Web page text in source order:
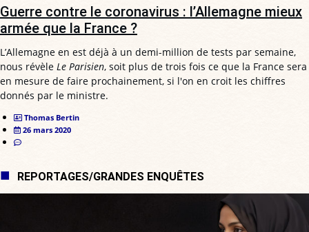
Guerre contre le coronavirus : l’Allemagne mieux
armée que la France ?
L’Allemagne en est déjà à un demi-million de tests par semaine,
nous révèle Le Parisien, soit plus de trois fois ce que la France sera
en mesure de faire prochainement, si l'on en croit les chiffres
donnés par le ministre.
Thomas Bertin
26 mars 2020
REPORTAGES/GRANDES ENQUÊTES